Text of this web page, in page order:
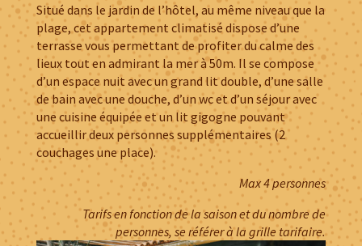
Situé dans le jardin de l’hôtel, au même niveau que la
plage, cet appartement climatisé dispose d’une
terrasse vous permettant de profiter du calme des
lieux tout en admirant la mer à 50m. Il se compose
d’un espace nuit avec un grand lit double, d’une salle
de bain avec une douche, d’un wc et d’un séjour avec
une cuisine équipée et un lit gigogne pouvant
accueillir deux personnes supplémentaires (2
couchages une place).
Max 4 personnes
Tarifs en fonction de la saison et du nombre de
personnes, se référer à la grille tarifaire.